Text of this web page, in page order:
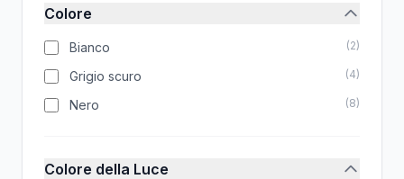
Colore
Bianco (2)
Grigio scuro (4)
Nero (8)
Colore della Luce